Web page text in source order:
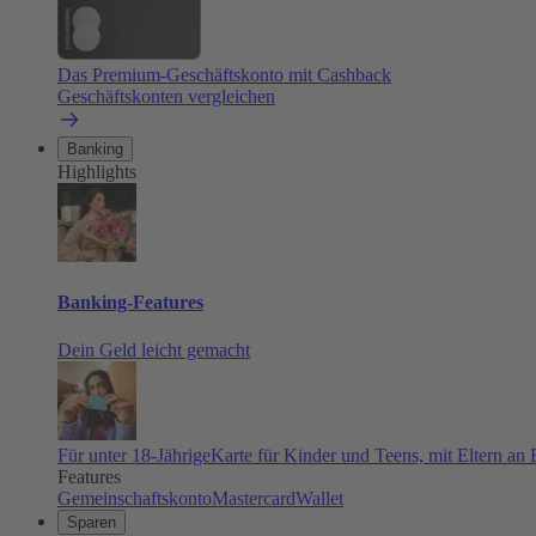
Das Premium-Geschäftskonto mit Cashback
Geschäftskonten vergleichen
Banking
Highlights
Banking-Features
Dein Geld leicht gemacht
Für unter 18-JährigeKarte für Kinder und Teens, mit Eltern an
Features
GemeinschaftskontoMastercardWallet
Sparen